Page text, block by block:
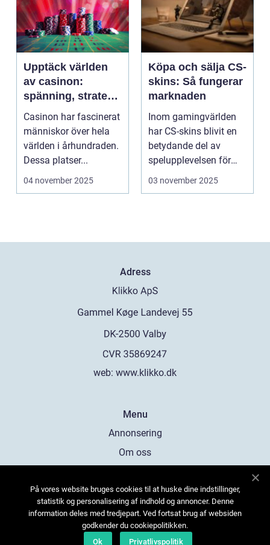
Upptäck världen
av casinon:
spänning, strategi
och tur
Casinon har fascinerat
människor över hela
världen i århundraden.
Dessa platser...
04 november 2025
Köpa och sälja CS-
skins: Så fungerar
marknaden
Inom gamingvärlden
har CS-skins blivit en
betydande del av
spelupplevelsen för
många...
03 november 2025
Adress
web: www.klikko.dk
Menu
Annonsering
Om oss
Kontakta oss
Sitemap
På vores website bruges cookies til at huske dine indstillinger,
statistik og personalisering af indhold og annoncer. Denne
information deles med tredjepart. Ved fortsat brug af websiden
godkender du cookiepolitikken.
Ok
Privatlivspolitik